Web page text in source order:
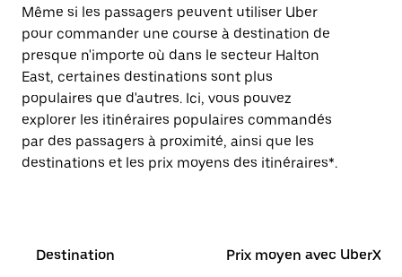
Même si les passagers peuvent utiliser Uber
pour commander une course à destination de
presque n'importe où dans le secteur Halton
East, certaines destinations sont plus
populaires que d'autres. Ici, vous pouvez
explorer les itinéraires populaires commandés
par des passagers à proximité, ainsi que les
destinations et les prix moyens des itinéraires*.
Destination Prix moyen avec UberX*